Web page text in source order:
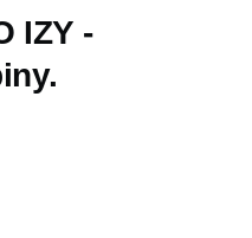
IZY -